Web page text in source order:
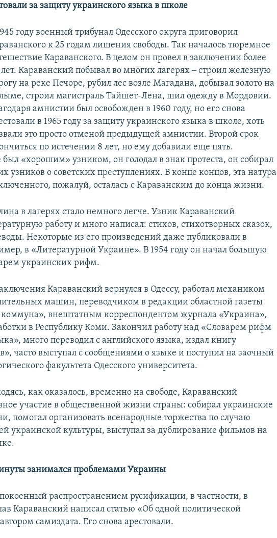
за защиту украинского языка в школе
году военный трибунал Одесского округа приговорил
к 25 годам лишения свободы. Так началось тюремное
Караванского. В целом он провел в заключении более
Караванский побывал во многих лагерях ‒ строил железную
на реке Печоре, рубил лес возле Магадана, добывал золото на
строил магистраль Тайшет-Лена, шил одежду в Мордовии.
амнистии был освобожден в 1960 году, но его снова
в 1965 году за защиту украинского языка в школе, хоть
это просто отменой предыдущей амнистии. Второй срок
по истечении 8 лет, но ему добавили еще пять.
«хорошим» узником, он голодал в знак протеста, он собирал
узников о советских преступлениях. В конце концов, эта натура
пожалуй, осталась с Караванским до конца жизни.
в лагерях стало немного легче. Узник Караванский
работу и много написал: стихов, стихотворных сказок,
Некоторые из его произведений даже публиковали в
в «Литературной Украине». В 1954 году он начал большую
украинских рифм.
Караванский вернулся в Одессу, работал механиком
машин, переводчиком в редакции областной газеты
внештатным корреспондентом журнала «Украина»,
в Республику Коми. Закончил работу над «Словарем рифм
много переводил с английского языка, издал книгу
часто выступал с сообщениями о языке и поступил на заочный
факультета Одесского университета.
как оказалось, временно на свободе, Караванский
участие в общественной жизни страны: собирал украинские
помогал организовать всенародные торжества по случаю
украинской культуры, выступал за дублирование фильмов на
занимался проблемами Украины
распространением русификации, в частности, в
Караванский написал статью «Об одной политической
самиздата. Его снова арестовали.